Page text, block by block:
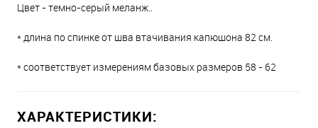
Цвет - темно-серый меланж..
* длина по спинке от шва втачивания капюшона 82 см.
* соответствует измерениям базовых размеров 58 - 62
ХАРАКТЕРИСТИКИ: